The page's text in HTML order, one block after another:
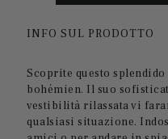
INFO SUL PRODOTTO
Scoprite questo
bohémien. Il suo
vestibilità rilassata vi
qualsiasi situazione.